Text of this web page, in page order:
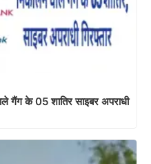
गैंग के 05 शातिर साइबर अपराधी